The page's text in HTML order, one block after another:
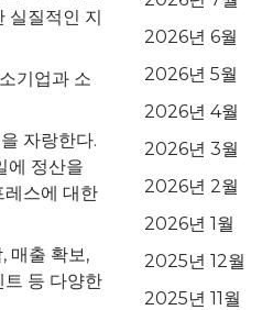
실질적인 지
기업과 소
자랑한다.
에 정산을
레스에 대한
매출 확보,
트 등 다양한
2026년 6월
2026년 5월
2026년 4월
2026년 3월
2026년 2월
2026년 1월
2025년 12월
2025년 11월